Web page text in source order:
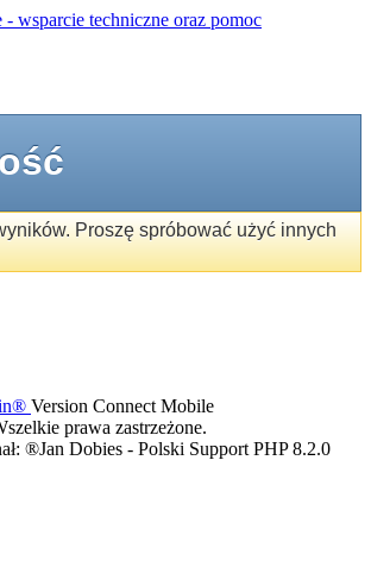
Proszę spróbować użyć innych
Version Connect Mobile
prawa zastrzeżone.
®Jan Dobies - Polski Support PHP 8.2.0